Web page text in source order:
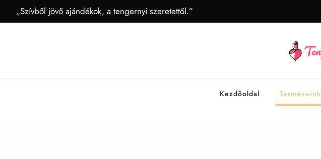
„Szívből jövő ajándékok, a tengernyi szeretettől.”
Kezdőoldal Termékeink